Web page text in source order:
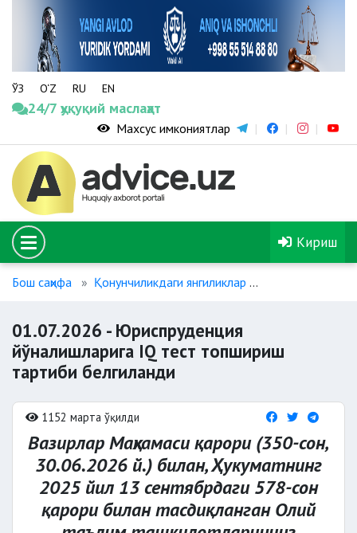
ЎЗ O‘Z RU EN
24/7 ҳуқуқий маслаҳат
Махсус имкониятлар
Кириш
Бош саҳифа Қонунчиликдаги янгиликлар
01.07.2026 - Юриспруденция
йўналишларига IQ тест топшириш
тартиби белгиланди
1152 марта ўқилди
Вазирлар Маҳкамаси қарори (350-сон,
30.06.2026 й.) билан, Ҳукуматнинг
2025 йил 13 сентябрдаги 578-сон
қарори билан тасдиқланган Олий